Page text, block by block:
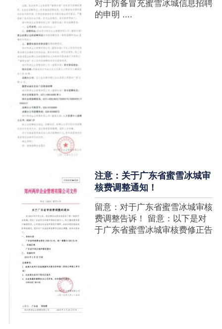
对于防备冒充蜜雪冰城信息招聘
的申明 ....
注意：关于广东省蜜雪冰城审
核费调整通知！
留意：对于广东省蜜雪冰城审核
费调整告诉！ 留意：以下是对
于广东省蜜雪冰城审核费修正告